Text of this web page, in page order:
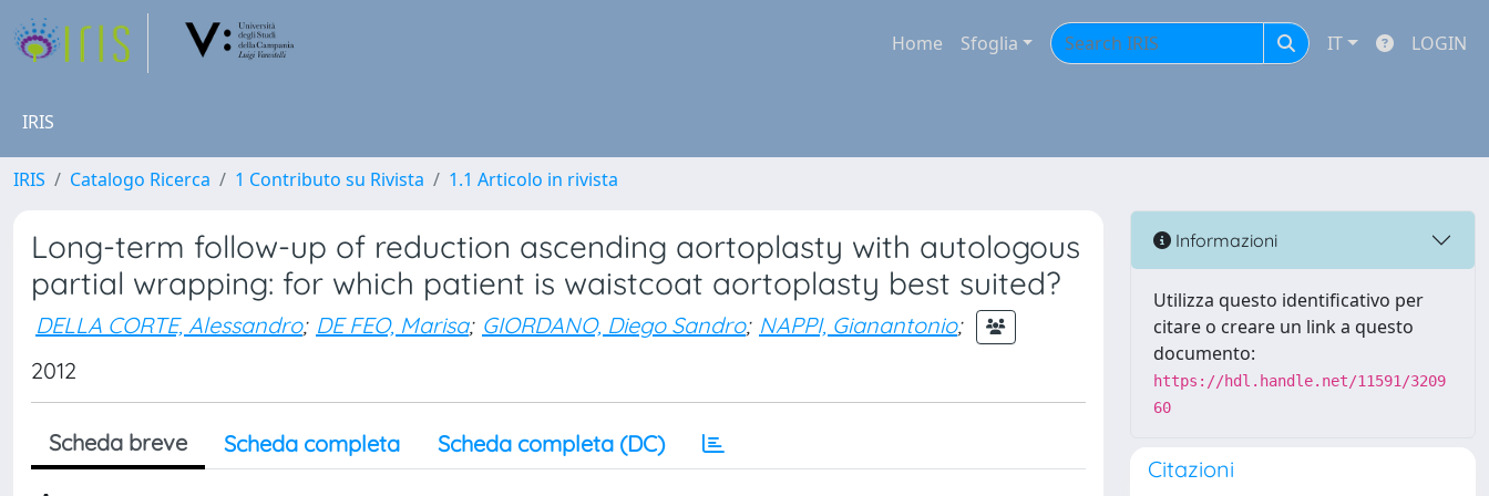
Home Sfoglia IT LOGIN
IRIS
IRIS Catalogo Ricerca 1 Contributo su Rivista 1.1 Articolo in rivista
Long-term follow-up of reduction ascending aortoplasty with autologous
partial wrapping: for which patient is waistcoat aortoplasty best suited?
DELLA CORTE, Alessandro; DE FEO, Marisa; GIORDANO, Diego Sandro; NAPPI, Gianantonio;
2012
Scheda breve Scheda completa Scheda completa (DC)
Informazioni
Utilizza questo identificativo per
citare o creare un link a questo
documento:
https://hdl.handle.net/11591/3209
60
Citazioni